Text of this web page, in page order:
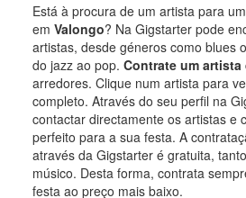
Está à procura de um artista para
em Valongo? Na Gigstarter pode
artistas, desde géneros como blues
do jazz ao pop. Contrate um artista
arredores. Clique num artista para
completo. Através do seu perfil na
contactar directamente os artistas e
perfeito para a sua festa. A
através da Gigstarter é gratuita,
músico. Desta forma, contrata
festa ao preço mais baixo.